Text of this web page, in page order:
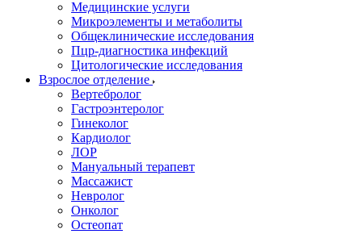
Медицинские услуги
Микроэлементы и метаболиты
Общеклинические исследования
Пцр-диагностика инфекций
Цитологические исследования
Взрослое отделение
Вертебролог
Гастроэнтеролог
Гинеколог
Кардиолог
ЛОР
Мануальный терапевт
Массажист
Невролог
Онколог
Остеопат